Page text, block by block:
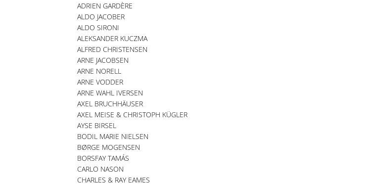
ADRIEN GARDÈRE
ALDO JACOBER
ALDO SIRONI
ALEKSANDER KUCZMA
ALFRED CHRISTENSEN
ARNE JACOBSEN
ARNE NORELL
ARNE VODDER
ARNE WAHL IVERSEN
AXEL BRUCHHÄUSER
AXEL MEISE & CHRISTOPH KÜGLER
AYSE BIRSEL
BODIL MARIE NIELSEN
BØRGE MOGENSEN
BORSFAY TAMÁS
CARLO NASON
CHARLES & RAY EAMES